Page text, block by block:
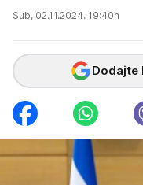
Sub, 02.11.2024. 19:40h
Dodajte